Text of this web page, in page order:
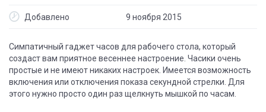
Добавлено 9 ноября 2015
Симпатичный гаджет часов для рабочего стола, который
создаст вам приятное весеннее настроение. Часики очень
простые и не имеют никаких настроек. Имеется возможность
включения или отключения показа секундной стрелки. Для
этого нужно просто один раз щелкнуть мышкой по часам.